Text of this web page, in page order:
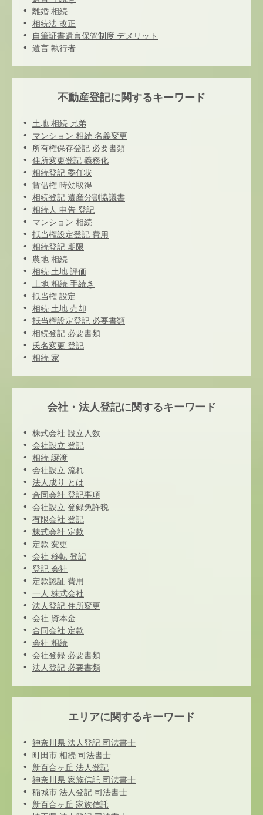
離婚 相続
相続法 改正
自筆証書遺言保管制度 デメリット
遺言 執行者
不動産登記に関するキーワード
土地 相続 兄弟
マンション 相続 名義変更
所有権保存登記 必要書類
住所変更登記 義務化
相続登記 委任状
賃借権 時効取得
相続登記 遺産分割協議書
相続人 申告 登記
マンション 相続
抵当権設定登記 費用
相続登記 期限
農地 相続
相続 土地 評価
土地 相続 手続き
抵当権 設定
相続 土地 売却
抵当権設定登記 必要書類
相続登記 必要書類
氏名変更 登記
相続 家
会社・法人登記に関するキーワード
株式会社 設立人数
会社設立 登記
相続 譲渡
会社設立 流れ
法人成り とは
合同会社 登記事項
会社設立 登録免許税
有限会社 登記
株式会社 定款
定款 変更
会社 移転 登記
登記 会社
定款認証 費用
一人 株式会社
法人登記 住所変更
会社 資本金
合同会社 定款
会社 相続
会社登録 必要書類
法人登記 必要書類
エリアに関するキーワード
神奈川県 法人登記 司法書士
町田市 相続 司法書士
新百合ヶ丘 法人登記
神奈川県 家族信託 司法書士
稲城市 法人登記 司法書士
新百合ヶ丘 家族信託